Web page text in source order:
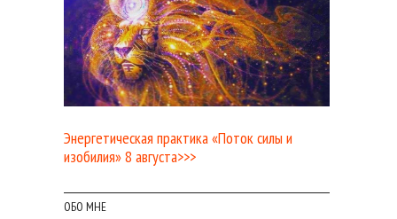
Энергетическая практика «Поток силы и
изобилия» 8 августа>>>
ОБО МНЕ